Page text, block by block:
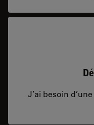
J’ai besoin